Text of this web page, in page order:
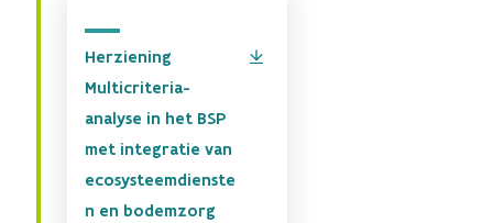
Herziening
Multicriteria-
analyse in het BSP
met integratie van
ecosysteemdienste
n en bodemzorg